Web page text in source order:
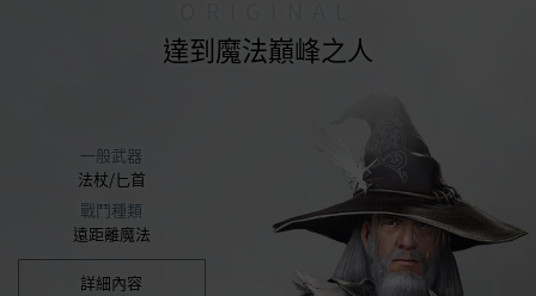
達到魔法巔峰之人
一般武器
法杖/匕首
戰鬥種類
遠距離魔法
詳細內容